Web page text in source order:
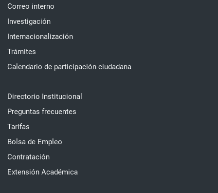
Correo interno
Investigación
Internacionalización
Trámites
Calendario de participación ciudadana
Directorio Institucional
Preguntas frecuentes
Tarifas
Bolsa de Empleo
Contratación
Extensión Académica